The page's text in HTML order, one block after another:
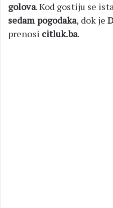
golova. Kod gostiju se
sedam pogodaka, dok je
prenosi citluk.ba.